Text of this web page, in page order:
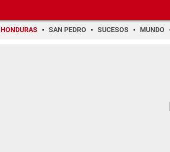
HONDURAS SAN PEDRO SUCESOS MUNDO